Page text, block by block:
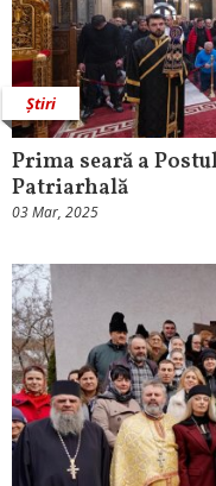
Știri
Prima seară a
Patriarhală
03 Mar, 2025